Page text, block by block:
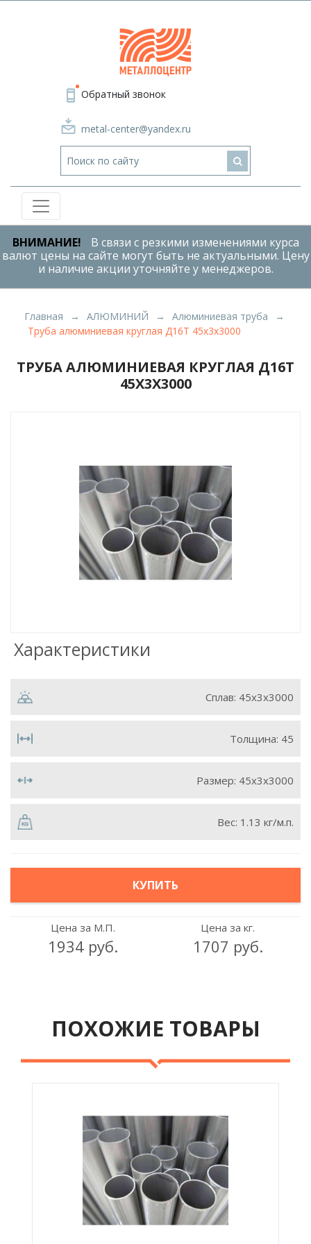
Обратный звонок
metal-center@yandex.ru
ВНИМАНИЕ!
В связи с резкими изменениями курса
валют цены на сайте могут быть не актуальными. Цену
и наличие акции уточняйте у менеджеров.
Главная АЛЮМИНИЙ
Алюминиевая труба
Труба алюминиевая круглая Д16Т 45x3x3000
ТРУБА АЛЮМИНИЕВАЯ КРУГЛАЯ Д16Т
45X3X3000
Характеристики
Сплав: 45x3x3000
Толщина: 45
Размер: 45х3х3000
Вес: 1.13 кг/м.п.
КУПИТЬ
Цена за М.П.
1934 руб.
Цена за кг.
1707 руб.
ПОХОЖИЕ ТОВАРЫ